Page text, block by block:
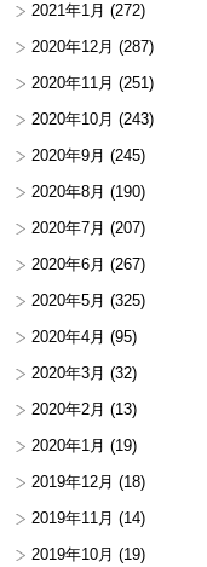
2021年1月 (272)
2020年12月 (287)
2020年11月 (251)
2020年10月 (243)
2020年9月 (245)
2020年8月 (190)
2020年7月 (207)
2020年6月 (267)
2020年5月 (325)
2020年4月 (95)
2020年3月 (32)
2020年2月 (13)
2020年1月 (19)
2019年12月 (18)
2019年11月 (14)
2019年10月 (19)